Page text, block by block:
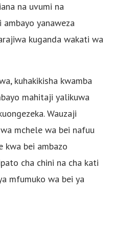
na uvumi na
yanaweza
kuganda wakati wa
kuhakikisha kwamba
mahitaji yalikuwa
Wauzaji
mchele wa bei nafuu
kwa bei ambazo
cha chini na cha kati
mfumuko wa bei ya